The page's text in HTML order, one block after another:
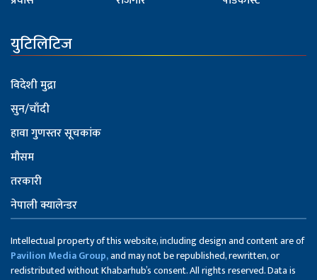
युटिलिटिज
विदेशी मुद्रा
सुन/चाँदी
हावा गुणस्तर सूचकांक
मौसम
तरकारी
नेपाली क्यालेन्डर
Intellectual property of this website, including design and content are of
Pavilion Media Group,and may not be republished, rewritten, or
redistributed without Khabarhub’s consent. All rights reserved. Data is